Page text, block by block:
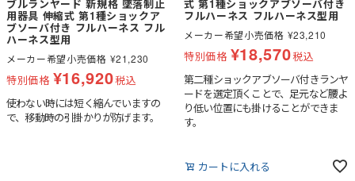
ブルランヤード 新規格 墜落制止
用器具 伸縮式 第1種ショックア
ブソーバ付き フルハーネス フル
ハーネス型用
メーカー希望小売価格 ¥21,230
特別価格 ¥16,920税込
使わない時には短く縮んでいますの
で、移動時の引掛かりが防げます。
式 第1種ショックアブソーバ付き
フルハーネス フルハーネス型用
メーカー希望小売価格 ¥23,210
特別価格 ¥18,570税込
第二種ショックアブソーバ付きランヤ
ードを選定頂くことで、足元など腰よ
り低い位置にも掛けることができま
す。
カートに入れる